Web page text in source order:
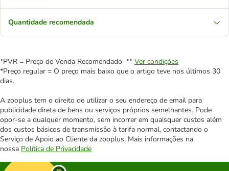
Quantidade recomendada
*PVR = Preço de Venda Recomendado ** Ver condições
*Preço regular = O preço mais baixo que o artigo teve nos últimos 30
dias.
A zooplus tem o direito de utilizar o seu endereço de email para
publicidade direta de bens ou serviços próprios semelhantes. Pode
opor-se a qualquer momento, sem incorrer em quaisquer custos além
dos custos básicos de transmissão à tarifa normal, contactando o
Serviço de Apoio ao Cliente da zooplus. Mais informações na
nossa Política de Privacidade